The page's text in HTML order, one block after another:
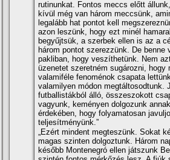
rutinunkat. Fontos meccs előtt
kívül még van három meccsünk,
legalább hat pontot kell
azon leszünk, hogy ezt minél
begyűjtsük, a szerbek ellen is az a
három pontot szerezzünk. De benne
pakliban, hogy veszíthetünk. Nem
üzenetet szeretném sugározni, hogy
valamiféle fenoménok csapata
valamilyen módon megtáltosodtunk.
futballistákból álló, összeszokott
vagyunk, keményen dolgozunk annak
érdekében, hogy folyamatosan
teljesítményünk.”
„Ezért mindent megteszünk. Sokat
magas szinten dolgoztunk. Három
később Montenegró ellen játszunk